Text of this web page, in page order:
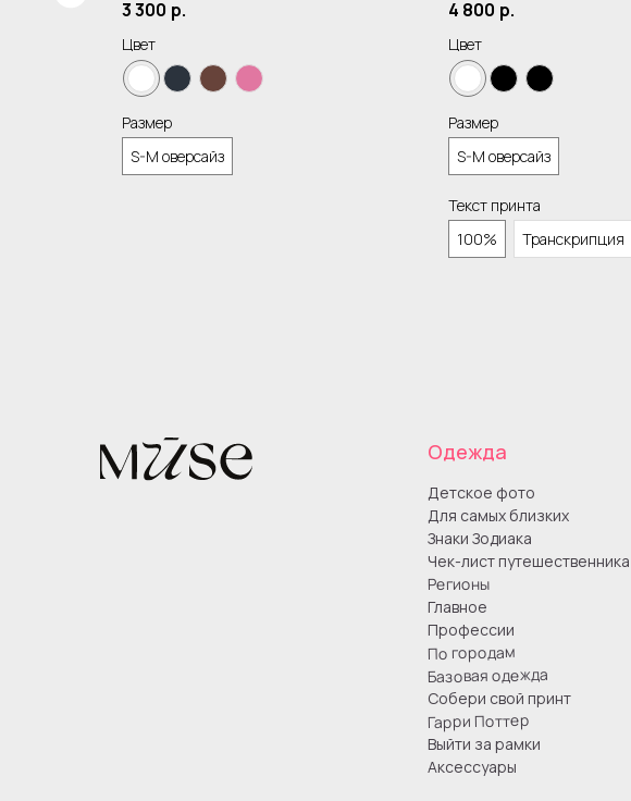
3 300 р.
Цвет
Размер
S-M оверсайз
4 800 р.
Цвет
Размер
S-M оверсайз
Текст принта
100%
Транскрипция
Детское фото
Для самых близких
Знаки Зодиака
Чек-лист путешественника
Регионы
Главное
Профессии
По городам
Базовая одежда
Собери свой принт
Гарри Поттер
Выйти за рамки
Аксессуары
Одежда